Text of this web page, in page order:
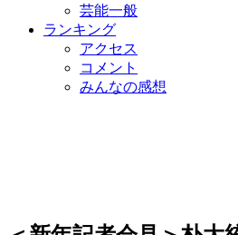
芸能一般
ランキング
アクセス
コメント
みんなの感想